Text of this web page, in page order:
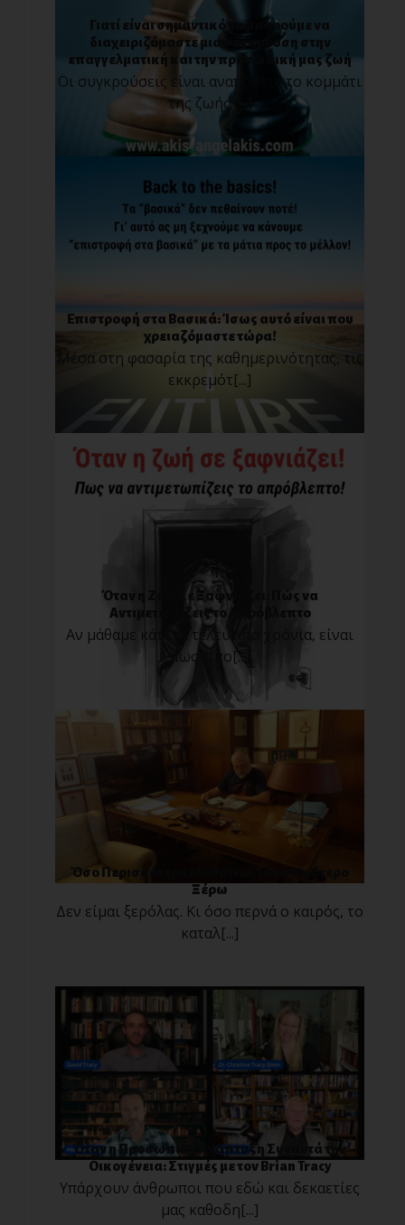
Γιατί είναι σημαντικό να μπορούμε να
διαχειριζόμαστε μια σύγκρουση στην
επαγγελματική και την προσωπική μας ζωή
Οι συγκρούσεις είναι αναπόφευκτο κομμάτι
της ζωής [...]
Επιστροφή στα Βασικά: Ίσως αυτό είναι που
χρειαζόμαστε τώρα!
Μέσα στη φασαρία της καθημερινότητας, τις
εκκρεμότ[...]
Όταν η Ζωή Σε Ξαφνιάζει: Πώς να
Αντιμετωπίζεις το Απρόβλεπτο
Αν μάθαμε κάτι τα τελευταία χρόνια, είναι
πως τίπο[...]
Όσο Περισσότερα Μαθαίνω, Τόσο Λιγότερο
Ξέρω
Δεν είμαι ξερόλας. Κι όσο περνά ο καιρός, το
καταλ[...]
Όταν η Προσωπική Ανάπτυξη Συναντά την
Οικογένεια: Στιγμές με τον Brian Tracy
Υπάρχουν άνθρωποι που εδώ και δεκαετίες
μας καθοδη[...]